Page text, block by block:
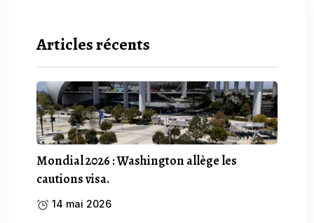
Articles récents
Mondial 2026 : Washington allège les
cautions visa.
14 mai 2026